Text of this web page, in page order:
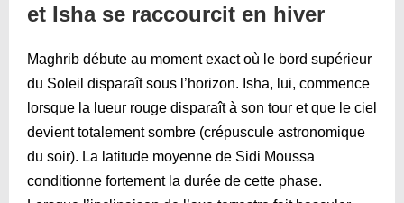
et Isha se raccourcit en hiver
Maghrib débute au moment exact où le bord supérieur
du Soleil disparaît sous l’horizon. Isha, lui, commence
lorsque la lueur rouge disparaît à son tour et que le ciel
devient totalement sombre (crépuscule astronomique
du soir). La latitude moyenne de Sidi Moussa
conditionne fortement la durée de cette phase.